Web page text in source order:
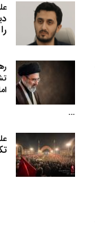
…